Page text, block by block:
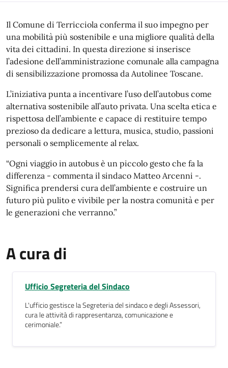
Descrizione
Il Comune di Terricciola conferma il suo impegno per
una mobilità più sostenibile e una migliore qualità della
vita dei cittadini. In questa direzione si inserisce
l’adesione dell’amministrazione comunale alla campagna
di sensibilizzazione promossa da Autolinee Toscane.
L’iniziativa punta a incentivare l’uso dell’autobus come
alternativa sostenibile all’auto privata. Una scelta etica e
rispettosa dell’ambiente e capace di restituire tempo
prezioso da dedicare a lettura, musica, studio, passioni
personali o semplicemente al relax.
“Ogni viaggio in autobus è un piccolo gesto che fa la
differenza - commenta il sindaco Matteo Arcenni -.
Significa prendersi cura dell’ambiente e costruire un
futuro più pulito e vivibile per la nostra comunità e per
le generazioni che verranno.”
A cura di
Ufficio Segreteria del Sindaco
L'ufficio gestisce la Segreteria del sindaco e degli Assessori,
cura le attività di rappresentanza, comunicazione e
cerimoniale.”